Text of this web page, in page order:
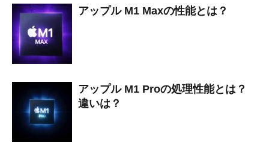
アップル M1 Maxの性能とは？
アップル M1 Proの処理性能とは？
違いは？